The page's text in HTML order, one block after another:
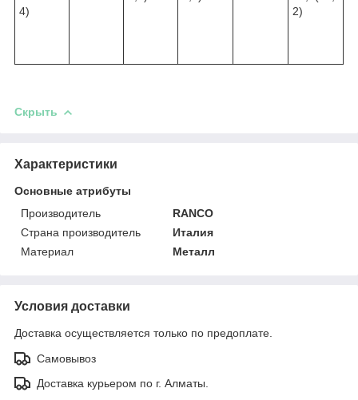
4)
2)
Скрыть
Характеристики
Основные атрибуты
Производитель
RANCO
Страна производитель
Италия
Материал
Металл
Условия доставки
Доставка осуществляется только по предоплате.
Самовывоз
Доставка курьером по г. Алматы.